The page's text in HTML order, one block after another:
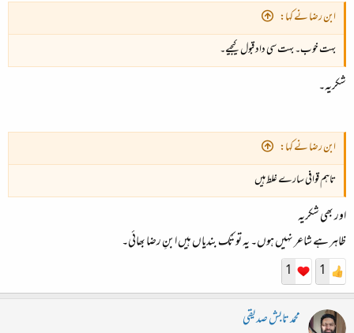
ابن رضا نے کہا:
بہت خوب۔ بہت سی داد قبول کیجیے۔
شکریہ۔
ابن رضا نے کہا:
تاہم قوافی سارے غلط ہیں
اور بھی شکریہ
ظاہر ہے شاعر نہیں ہوں۔ یہ تو تُک بندیاں ہیں ابنِ رضا بھائی۔
1
1
محمد تابش صدیقی